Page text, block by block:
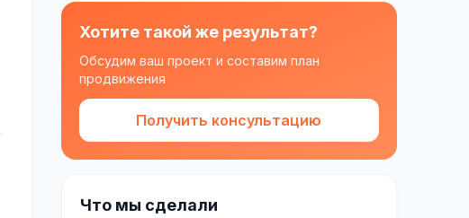
Хотите такой же результат?
Обсудим ваш проект и составим план
продвижения
Получить консультацию
Что мы сделали